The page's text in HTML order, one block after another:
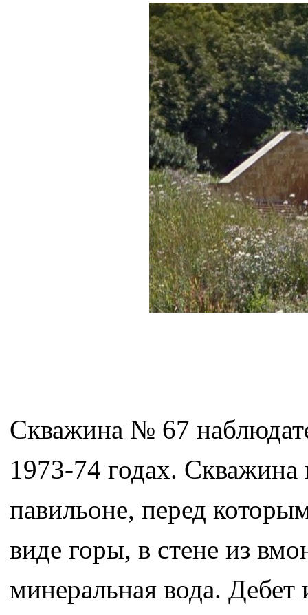
Скважина № 67
1973-74 годах.
павильоне, перед
виде горы, в стене из
минеральная вода.